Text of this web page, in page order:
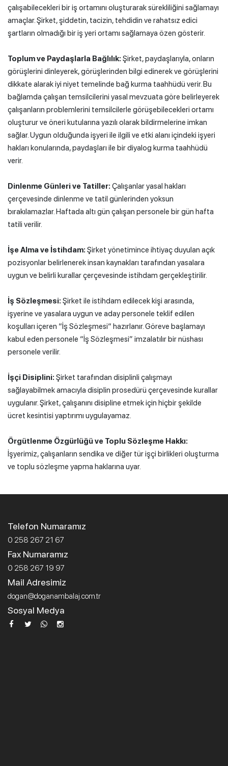
çalışabilecekleri bir iş ortamını oluşturarak sürekliliğini sağlamayı
amaçlar. Şirket, şiddetin, tacizin, tehdidin ve rahatsız edici
şartların olmadığı bir iş yeri ortamı sağlamaya özen gösterir.
Toplum ve Paydaşlarla Bağlılık: Şirket, paydaşlarıyla, onların
görüşlerini dinleyerek, görüşlerinden bilgi edinerek ve görüşlerini
dikkate alarak iyi niyet temelinde bağ kurma taahhüdü verir. Bu
bağlamda çalışan temsilcilerini yasal mevzuata göre belirleyerek
çalışanların problemlerini temsilcilerle görüşebilecekleri ortamı
oluşturur ve öneri kutularına yazılı olarak bildirmelerine imkan
sağlar. Uygun olduğunda işyeri ile ilgili ve etki alanı içindeki işyeri
hakları konularında, paydaşları ile bir diyalog kurma taahhüdü
verir.
Dinlenme Günleri ve Tatiller: Çalışanlar yasal hakları
çerçevesinde dinlenme ve tatil günlerinden yoksun
bırakılamazlar. Haftada altı gün çalışan personele bir gün hafta
tatili verilir.
İşe Alma ve İstihdam: Şirket yönetimince ihtiyaç duyulan açık
pozisyonlar belirlenerek insan kaynakları tarafından yasalara
uygun ve belirli kurallar çerçevesinde istihdam gerçekleştirilir.
İş Sözleşmesi: Şirket ile istihdam edilecek kişi arasında,
işyerine ve yasalara uygun ve aday personele teklif edilen
koşulları içeren “İş Sözleşmesi“ hazırlanır. Göreve başlamayı
kabul eden personele “İş Sözleşmesi” imzalatılır bir nüshası
personele verilir.
İşçi Disiplini: Şirket tarafından disiplinli çalışmayı
sağlayabilmek amacıyla disiplin prosedürü çerçevesinde kurallar
uygulanır. Şirket, çalışanını disipline etmek için hiçbir şekilde
ücret kesintisi yaptırımı uygulayamaz.
Örgütlenme Özgürlüğü ve Toplu Sözleşme Hakkı:
İşyerimiz, çalışanların sendika ve diğer tür işçi birlikleri oluşturma
ve toplu sözleşme yapma haklarına uyar.
Telefon Numaramız
0 258 267 21 67
Fax Numaramız
0 258 267 19 97
Mail Adresimiz
dogan@doganambalaj.com.tr
Sosyal Medya